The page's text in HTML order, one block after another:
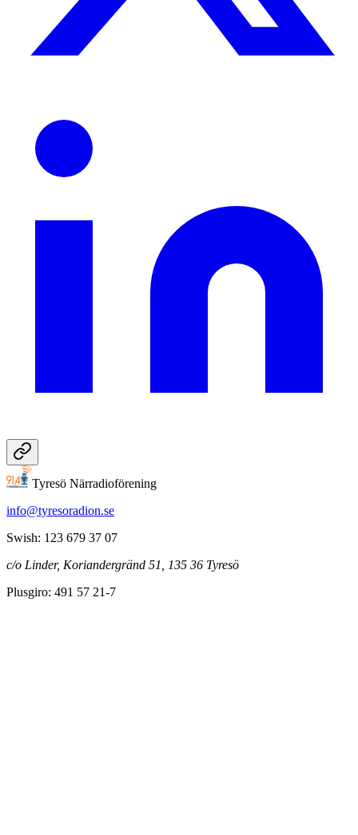
Tyresö Närradioförening
info@tyresoradion.se
Swish: 123 679 37 07
c/o Linder, Koriandergränd 51, 135 36 Tyresö
Plusgiro: 491 57 21-7